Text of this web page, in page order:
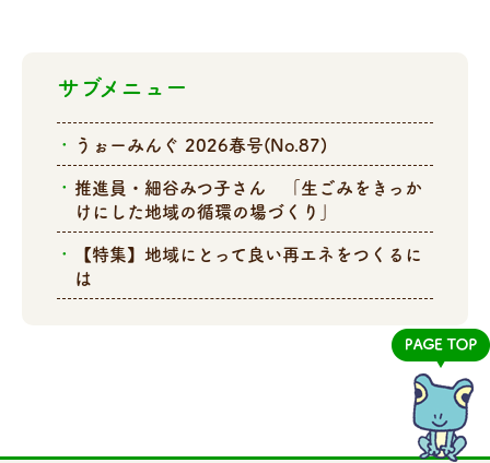
サブメニュー
うぉーみんぐ 2026春号(No.87)
推進員・細谷みつ子さん 「生ごみをきっか
けにした地域の循環の場づくり」
【特集】地域にとって良い再エネをつくるに
は